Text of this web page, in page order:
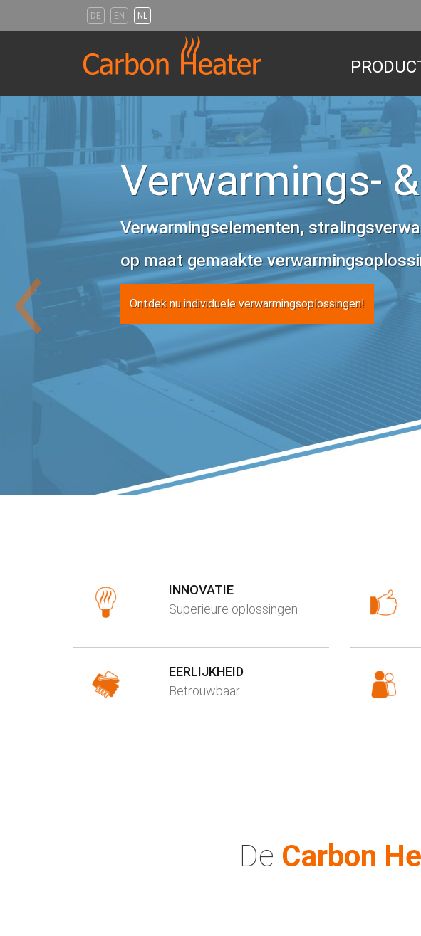
DE EN NL
Verwarmings-
Verwarmingselementen,
op maat gemaakte
Ontdek nu individuele verwarmingsoplossingen!
INNOVATIE
Superieure oplossingen
EERLIJKHEID
Betrouwbaar
De Carbon